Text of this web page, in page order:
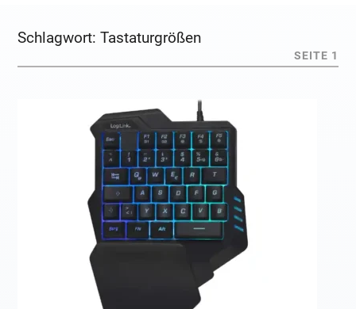
Schlagwort:Tastaturgrößen
SEITE 1